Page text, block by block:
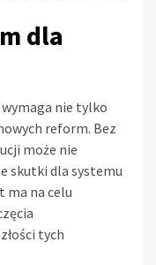
dla
nie tylko
reform. Bez
może nie
skutki dla systemu
ma na celu
tych